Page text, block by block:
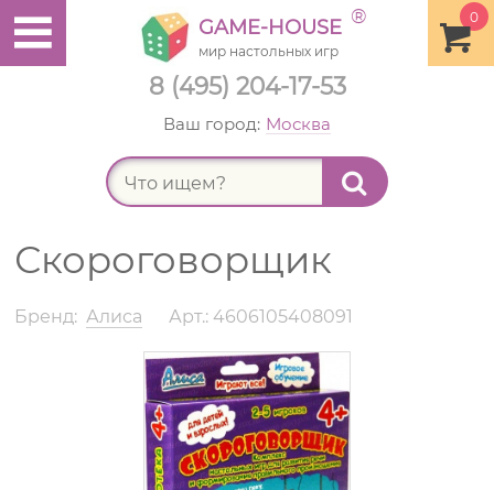
8 (495) 204-17-53
0
GAME-HOUSE ®
мир настольных игр
Ваш город: Москва
Скороговорщик
Бренд: Алиса Арт.: 4606105408091